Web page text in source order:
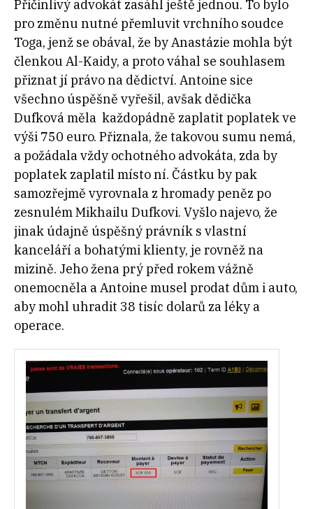
Přičinlivý advokát zasáhl ještě jednou. To bylo
pro změnu nutné přemluvit vrchního soudce
Toga, jenž se obával, že by Anastázie mohla být
členkou Al-Kaidy, a proto váhal se souhlasem
přiznat jí právo na dědictví. Antoine sice
všechno úspěšně vyřešil, avšak dědička
Dufková měla každopádně zaplatit poplatek ve
výši 750 euro. Přiznala, že takovou sumu nemá,
a požádala vždy ochotného advokáta, zda by
poplatek zaplatil místo ní. Částku by pak
samozřejmě vyrovnala z hromady peněz po
zesnulém Mikhailu Dufkovi. Vyšlo najevo, že
jinak údajně úspěšný právník s vlastní
kanceláří a bohatými klienty, je rovněž na
mizině. Jeho žena prý před rokem vážně
onemocněla a Antoine musel prodat dům i auto,
aby mohl uhradit 38 tisíc dolarů za léky a
operace.